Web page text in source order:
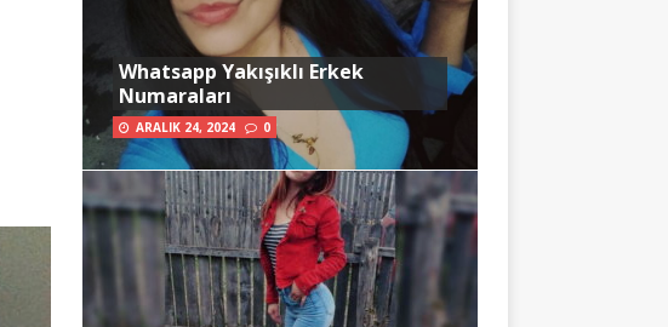
Whatsapp Yakışıklı Erkek
Numaraları
ARALIK 24, 2024 0